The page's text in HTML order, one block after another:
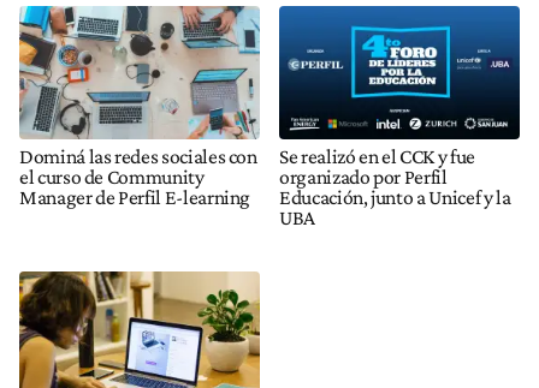
Dominá las redes sociales con
el curso de Community
Manager de Perfil E-learning
Se realizó en el CCK y fue
organizado por Perfil
Educación, junto a Unicef y la
UBA